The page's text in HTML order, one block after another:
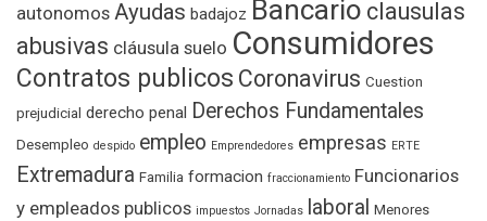
autonomos Ayudas badajoz Bancario clausulas
abusivas cláusula suelo Consumidores
Contratos publicos Coronavirus Cuestion
prejudicial derecho penal Derechos Fundamentales
Desempleo despido empleo Emprendedores empresas ERTE
Extremadura Familia formacion fraccionamiento Funcionarios
y empleados publicos impuestos Jornadas laboral Menores